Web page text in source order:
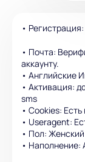
•
• Почта:
аккаунту.
• Английские
• Активация:
sms
• Cookies:
• Useragent:
• Пол: Женский
• Наполнение: